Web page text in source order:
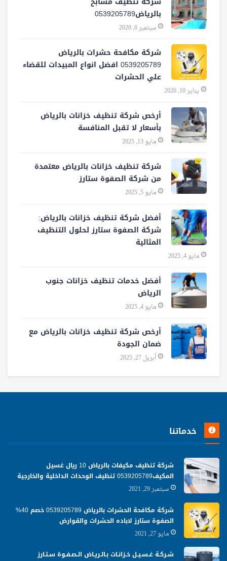
بالرياض0539205789
سبتمبر 6, 2020
شركة مكافحة حشرات بالرياض
0539205789 افضل انواع المبيدات للقضاء
علي الحشرات
يناير 10, 2020
أرخص شركة تنظيف خزانات بالرياض
بأسعار لا تقبل المنافسة
مايو 13, 2025
شركة تنظيف خزانات بالرياض معتمدة
من شركة الصفوة ستارز
مايو 5, 2025
أفضل شركة تنظيف خزانات بالرياض:
شركة الصفوة ستارز لحلول التنظيف
المثالية
مايو 4, 2025
أفضل خدمات تنظيف خزانات جنوب
الرياض
مايو 4, 2025
أرخص شركة تنظيف خزانات بالرياض مع
ضمان الجودة
أبريل 27, 2025
خدماتنا
شركة تنظيف مكيفات بالرياض 10 ريال غسيل
المكيف0539205789 تنظيف الوحدات الداخلية والخارجية
سبتمبر 29, 2021
شركة مكافحة الحشرات بالرياض 0539205789 خصم 40%
الصفوة ستارز لاباده الحشرات والقوارض
مايو 27, 2021
شـركـة غـسـيـل خـزانـات بـالـريـاض الـصـفـوة سـتـارز